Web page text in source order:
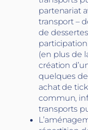
partenariat
transport –
de
(en plus de
création
quelques
achat de
commun,
transports